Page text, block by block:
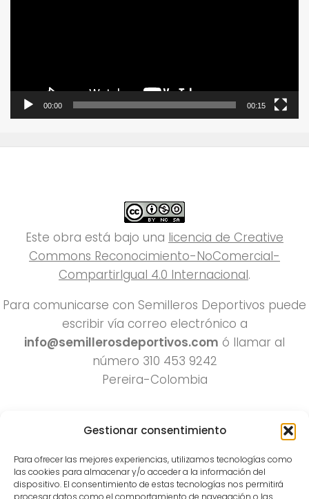
Gestionar consentimiento
Para ofrecer las mejores experiencias, utilizamos tecnologías como
las cookies para almacenar y/o acceder a la información del
dispositivo. El consentimiento de estas tecnologías nos permitirá
procesar datos como el comportamiento de navegación o las
00:00 00:15
Este obra está bajo una licencia de Creative
Commons Reconocimiento-NoComercial-
CompartirIgual 4.0 Internacional.
Para comunicarse con Semilleros Deportivos puede
escribir vía correo electrónico a
info@semillerosdeportivos.com ó llamar al
número 310 453 9242
Pereira-Colombia